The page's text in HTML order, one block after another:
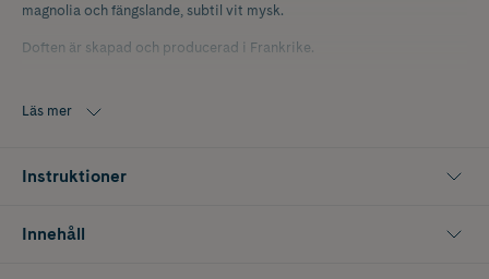
magnolia och fängslande, subtil vit mysk.
Doften är skapad och producerad i Frankrike.
Läs mer
Instruktioner
Innehåll